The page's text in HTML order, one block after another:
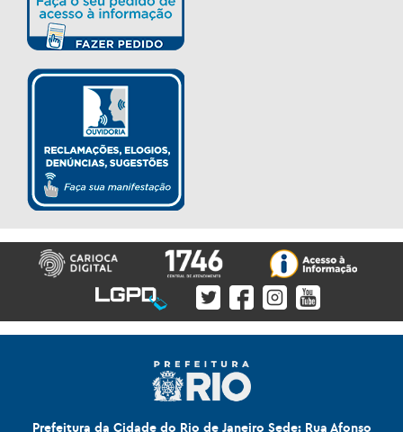
Prefeitura da Cidade do Rio de Janeiro Sede: Rua Afonso